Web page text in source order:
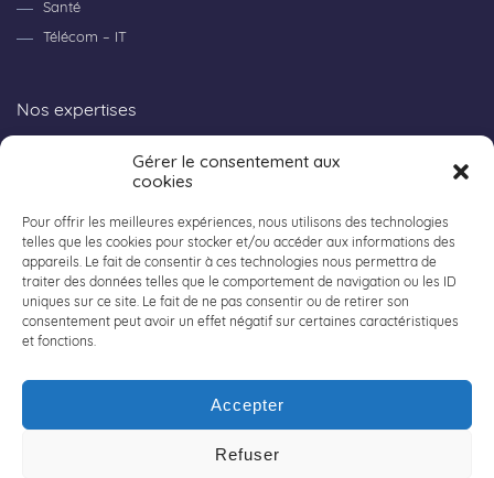
Gérer le consentement aux
cookies
Pour offrir les meilleures expériences, nous utilisons des technologies
telles que les cookies pour stocker et/ou accéder aux informations des
appareils. Le fait de consentir à ces technologies nous permettra de
traiter des données telles que le comportement de navigation ou les ID
uniques sur ce site. Le fait de ne pas consentir ou de retirer son
consentement peut avoir un effet négatif sur certaines caractéristiques
et fonctions.
Accepter
Refuser
Santé
Télécom – IT
Nos expertises
Workpackage
Tout sur Acaly
Nos offres d’emplois
Nos implantations